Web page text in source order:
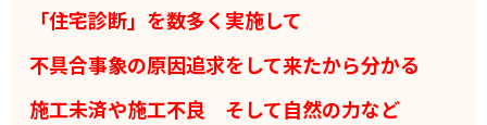
「住宅診断」を数多く実施して
不具合事象の原因追求をして来たから分かる
施工未済や施工不良 そして自然の力など